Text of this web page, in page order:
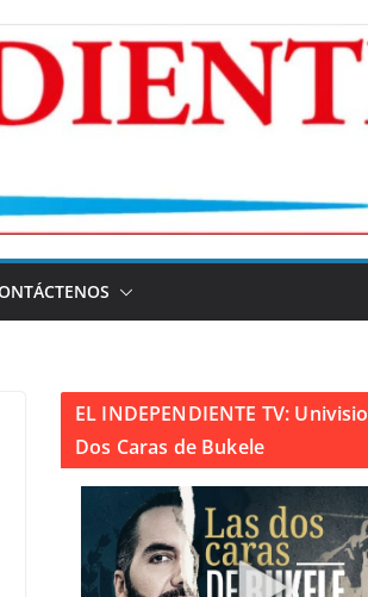
EL INDEPENDIENTE TV:
Dos Caras de Bukele